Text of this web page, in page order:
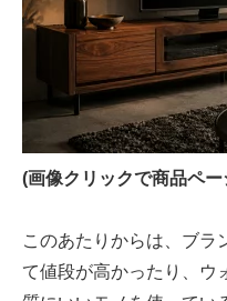
(画像クリックで商品ペー
このあたりからは、ブラ
て値段が高かったり、ウ